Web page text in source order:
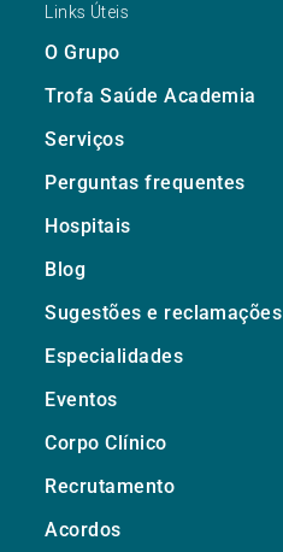
Links Úteis
O Grupo
Trofa Saúde Academia
Serviços
Perguntas frequentes
Hospitais
Blog
Sugestões e reclamações
Especialidades
Eventos
Corpo Clínico
Recrutamento
Acordos